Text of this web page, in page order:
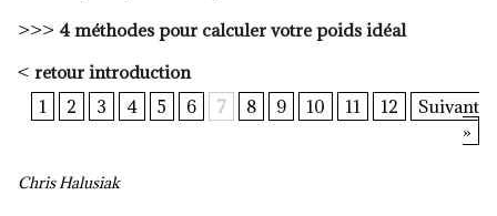
>>> 4 méthodes pour calculer votre poids idéal
< retour introduction
1
2 3 4 5 6 7 8 9 10 11 12
Suivant
»
Chris Halusiak